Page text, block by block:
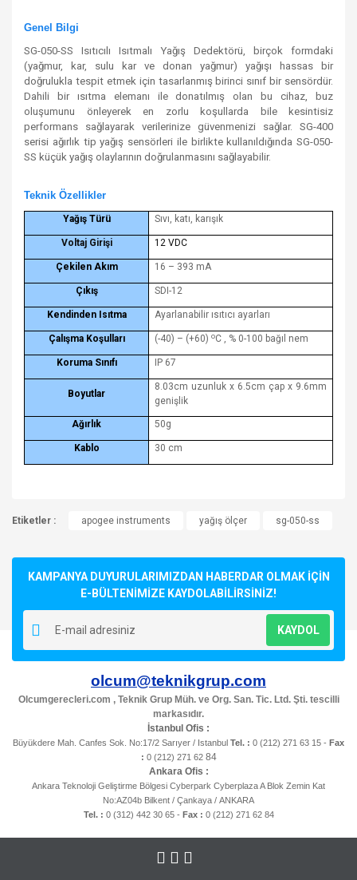
Genel Bilgi
SG-050-SS Isıtıcılı Isıtmalı Yağış Dedektörü, birçok formdaki
(yağmur, kar, sulu kar ve donan yağmur) yağışı hassas bir
doğrulukla tespit etmek için tasarlanmış birinci sınıf bir sensördür.
Dahili bir ısıtma elemanı ile donatılmış olan bu cihaz, buz
oluşumunu önleyerek en zorlu koşullarda bile kesintisiz
performans sağlayarak verilerinize güvenmenizi sağlar. SG-400
serisi ağırlık tip yağış sensörleri ile birlikte kullanıldığında SG-050-
SS küçük yağış olaylarının doğrulanmasını sağlayabilir.
Teknik Özellikler
Yağış Türü Sıvı, katı, karışık
Voltaj Girişi 12 VDC
Çekilen Akım 16 – 393 mA
Çıkış SDI-12
Kendinden Isıtma Ayarlanabilir ısıtıcı ayarları
Çalışma Koşulları (-40) – (+60)oC , % 0-100 bağıl nem
Koruma Sınıfı IP 67
Boyutlar
8.03cm uzunluk x 6.5cm çap x 9.6mm
genişlik
Ağırlık 50g
Kablo 30 cm
Bu ürüne ilk yorumu siz yapın!
Yorum Yaz
konularda yetersiz gördüğünüz noktaları öneri formunu
Ürün resmi kalitesiz, bozuk veya görüntülenemiyor.
Ürün bilgilerinde hatalar bulunuyor.
Ürün fiyatı diğer sitelerden daha pahalı.
Bu ürüne benzer farklı alternatifler olmalı.
Gönder
Etiketler : apogee instruments yağış ölçer sg-050-ss
KAMPANYA DUYURULARIMIZDAN HABERDAR OLMAK İÇİN
E-BÜLTENİMİZE KAYDOLABİLİRSİNİZ!
KAYDOL
olcum@teknikgrup.com
Olcumgerecleri.com , Teknik Grup Müh. ve Org. San. Tic. Ltd. Şti. tescilli
markasıdır.
İstanbul Ofis :
Büyükdere Mah. Canfes Sok. No:17/2 Sarıyer / Istanbul Tel. : 0 (212) 271 63 15 - Fax
: 0 (212) 271 6284
Ankara Ofis :
Ankara Teknoloji Geliştirme Bölgesi Cyberpark Cyberplaza A Blok Zemin Kat
No:AZ04b Bilkent / Çankaya / ANKARA
Tel. : 0 (312) 442 30 65 - Fax : 0 (212) 271 62 84